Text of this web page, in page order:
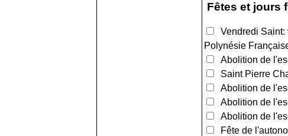
Fêtes et jours
Vendredi
Polynésie
Abolition de
Saint Pierre
Abolition de
Abolition de
Abolition de
Fête de